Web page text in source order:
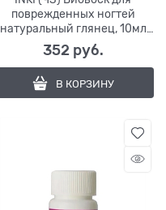
поврежденных ногтей
натуральный глянец, 10мл
(NEW NAILS)
352 руб.
В КОРЗИНУ